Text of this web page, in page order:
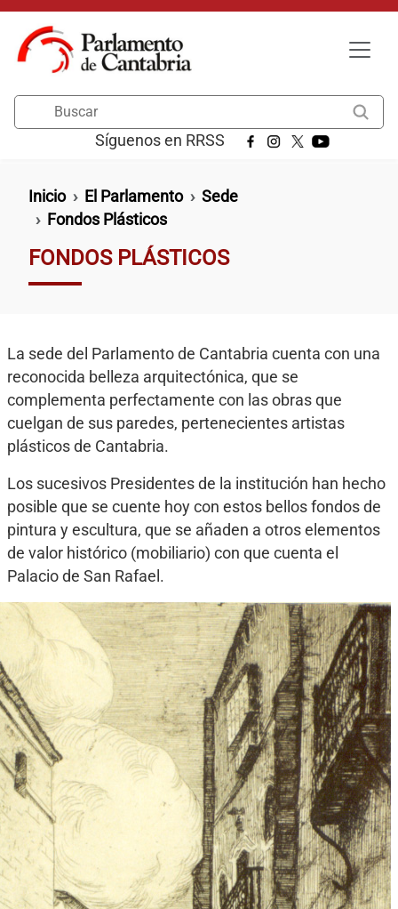
Pasar al contenido principal
Síguenos en RRSS
Ruta de navegación
Inicio El Parlamento
Sede
Fondos Plásticos
FONDOS PLÁSTICOS
La sede del Parlamento de Cantabria cuenta con una
reconocida belleza arquitectónica, que se
complementa perfectamente con las obras que
cuelgan de sus paredes, pertenecientes artistas
plásticos de Cantabria.
Los sucesivos Presidentes de la institución han hecho
posible que se cuente hoy con estos bellos fondos de
pintura y escultura, que se añaden a otros elementos
de valor histórico (mobiliario) con que cuenta el
Palacio de San Rafael.